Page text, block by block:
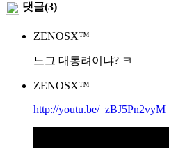
댓글(3)
ZENOSX™
느그 대통려이냐? ㅋ
ZENOSX™
http://youtu.be/_zBJ5Pn2vyM